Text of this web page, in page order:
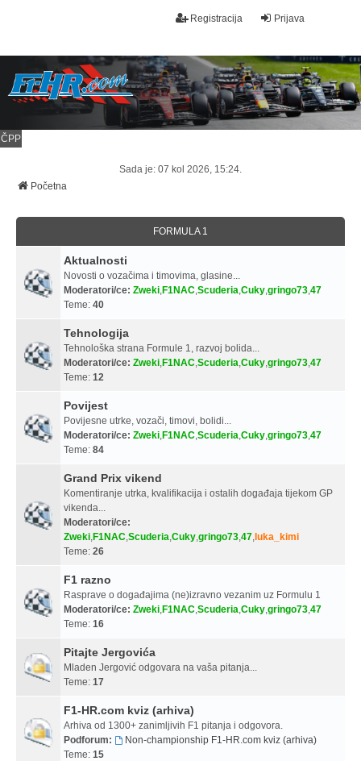
Prijava
Registracija
ČPP
Sada je: 07 kol 2026, 15:24.
Početna
FORMULA 1
Aktualnosti
Novosti o vozačima i timovima, glasine...
Moderatori/ce: Zweki,F1NAC,Scuderia,Cuky,gringo73,47
Teme: 40
Tehnologija
Tehnološka strana Formule 1, razvoj bolida...
Moderatori/ce: Zweki,F1NAC,Scuderia,Cuky,gringo73,47
Teme: 12
Povijest
Povijesne utrke, vozači, timovi, bolidi...
Moderatori/ce: Zweki,F1NAC,Scuderia,Cuky,gringo73,47
Teme: 84
Grand Prix vikend
Komentiranje utrka, kvalifikacija i ostalih događaja tijekom GP
vikenda...
Moderatori/ce:
Zweki,F1NAC,Scuderia,Cuky,gringo73,47,luka_kimi
Teme: 26
F1 razno
Rasprave o događajima (ne)izravno vezanim uz Formulu 1
Moderatori/ce: Zweki,F1NAC,Scuderia,Cuky,gringo73,47
Teme: 16
Pitajte Jergovića
Mladen Jergović odgovara na vaša pitanja...
Teme: 17
F1-HR.com kviz (arhiva)
Arhiva od 1300+ zanimljivih F1 pitanja i odgovora.
Podforum:
Non-championship F1-HR.com kviz (arhiva)
Teme: 15